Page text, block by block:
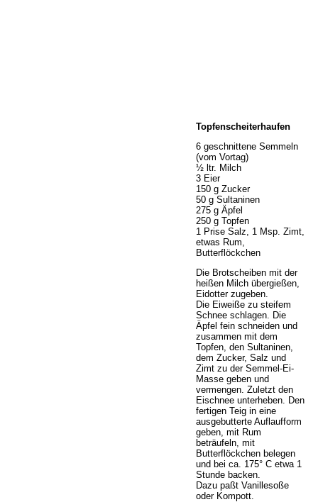
Topfenscheiterhaufen
6 geschnittene Semmeln
(vom Vortag)
½ ltr. Milch
3 Eier
150 g Zucker
50 g Sultaninen
275 g Äpfel
250 g Topfen
1 Prise Salz, 1 Msp. Zimt,
etwas Rum,
Butterflöckchen
Die Brotscheiben mit der
heißen Milch übergießen,
Eidotter zugeben.
Die Eiweiße zu steifem
Schnee schlagen. Die
Äpfel fein schneiden und
zusammen mit dem
Topfen, den Sultaninen,
dem Zucker, Salz und
Zimt zu der Semmel-Ei-
Masse geben und
vermengen. Zuletzt den
Eischnee unterheben. Den
fertigen Teig in eine
ausgebutterte Auflaufform
geben, mit Rum
beträufeln, mit
Butterflöckchen belegen
und bei ca. 175° C etwa 1
Stunde backen.
Dazu paßt Vanillesoße
oder Kompott.